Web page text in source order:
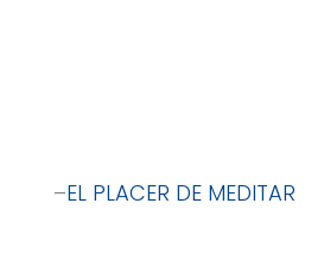
–EL PLACER DE MEDITAR